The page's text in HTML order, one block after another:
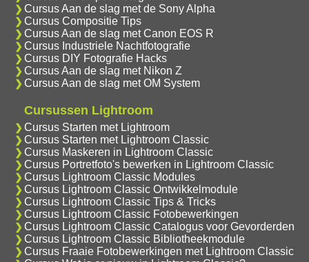
Cursus Aan de slag met de Sony Alpha
Cursus Compositie Tips
Cursus Aan de slag met Canon EOS R
Cursus Industriele Nachtfotografie
Cursus DIY Fotografie Hacks
Cursus Aan de slag met Nikon Z
Cursus Aan de slag met OM System
Cursussen Lightroom
Cursus Starten met Lightroom
Cursus Starten met Lightroom Classic
Cursus Maskeren in Lightroom Classic
Cursus Portretfoto's bewerken in Lightroom Classic
Cursus Lightroom Classic Modules
Cursus Lightroom Classic Ontwikkelmodule
Cursus Lightroom Classic Tips & Tricks
Cursus Lightroom Classic Fotobewerkingen
Cursus Lightroom Classic Catalogus voor Gevorderden
Cursus Lightroom Classic Bibliotheekmodule
Cursus Fraaie Fotobewerkingen met Lightroom Classic